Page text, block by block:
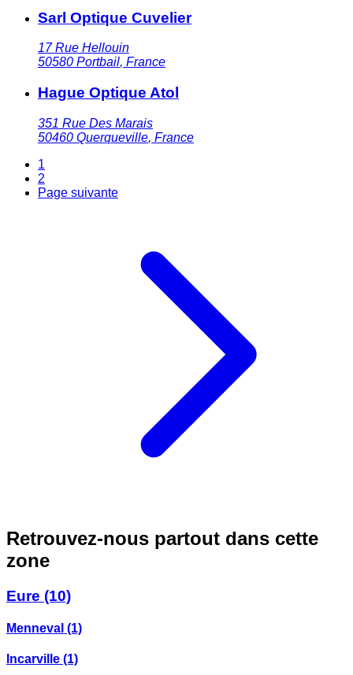
Sarl Optique Cuvelier
17 Rue Hellouin
50580 Portbail, France
Hague Optique Atol
351 Rue Des Marais
50460 Querqueville, France
1
2
Page suivante
Retrouvez-nous partout dans cette
zone
Eure (10)
Menneval (1)
Incarville (1)